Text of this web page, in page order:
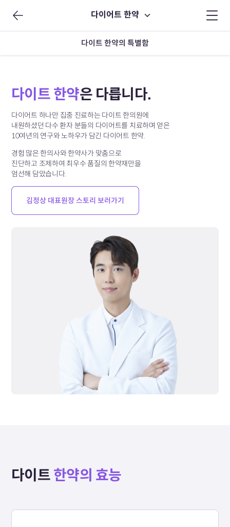
다이어트 한약
다이트 한약의 특별함
다이트 한약은 다릅니다.
다이어트 하나만 집중 진료하는 다이트 한의원에
내원하셨던 다수 환자 분들의 다이어트를 치료하며 얻은
10여년의 연구와 노하우가 담긴 다이어트 한약.
경험 많은 한의사와 한약사가 맞춤으로
진단하고 조제하여 최우수 품질의 한약재만을
엄선해 담았습니다.
김정상 대표원장 스토리 보러가기
다이트 한약의 효능